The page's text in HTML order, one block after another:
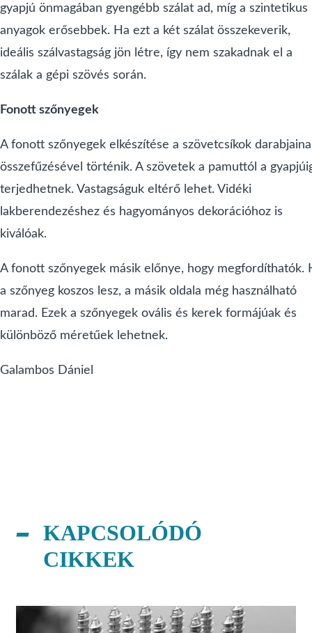
gyapjú önmagában gyengébb szálat ad, míg a szintetikus
anyagok erősebbek. Ha ezt a két szálat összekeverik,
ideális szálvastagság jön létre, így nem szakadnak el a
szálak a gépi szövés során.
Fonott szőnyegek
A fonott szőnyegek elkészítése a szövetcsíkok
összefűzésével történik. A szövetek a pamuttól a
terjedhetnek. Vastagságuk eltérő lehet. Vidéki
lakberendezéshez és hagyományos dekorációhoz is
kiválóak.
A fonott szőnyegek másik előnye, hogy megfordíthatók.
a szőnyeg koszos lesz, a másik oldala még használható
marad. Ezek a szőnyegek ovális és kerek formájúak és
különböző méretűek lehetnek.
Galambos Dániel
KAPCSOLÓDÓ
CIKKEK